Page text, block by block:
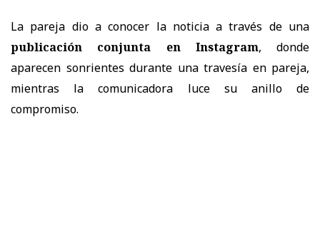
La pareja dio a conocer la noticia a través de una
publicación conjunta en Instagram, donde
aparecen sonrientes durante una travesía en pareja,
mientras la comunicadora luce su anillo de
compromiso.